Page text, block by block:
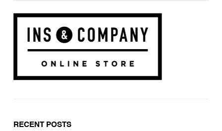
RECENT POSTS